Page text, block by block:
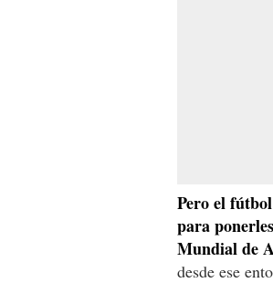
Pero el
para
Mundial de
desde ese